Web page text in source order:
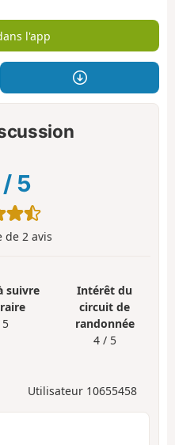
l'app
/ 5
de 2 avis
suivre
5
Intérêt du
circuit de
randonnée
4 / 5
Utilisateur 10655458